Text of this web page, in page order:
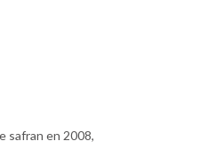
safran en 2008,